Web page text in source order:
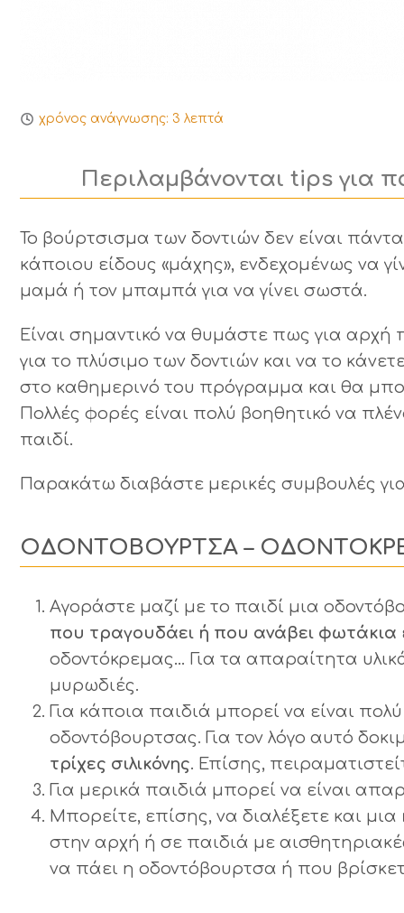
χρόνος ανάγνωσης: 3 λεπτά
Περιλαμβάνονται tips για
Το βούρτσισμα των δοντιών δεν είναι
κάποιου είδους «μάχης», ενδεχομένως να
μαμά ή τον μπαμπά για να γίνει σωστά.
Είναι σημαντικό να θυμάστε πως για
για το πλύσιμο των δοντιών και να το
στο καθημερινό του πρόγραμμα και θα
Πολλές φορές είναι πολύ βοηθητικό να
παιδί.
Παρακάτω διαβάστε μερικές συμβουλές για
ΟΔΟΝΤΟΒΟΥΡΤΣΑ –
Αγοράστε μαζί με το παιδί μια
που τραγουδάει ή που ανάβει φωτάκια
οδοντόκρεμας… Για τα απαραίτητα
μυρωδιές.
Για κάποια παιδιά μπορεί να είναι
οδοντόβουρτσας. Για τον λόγο αυτό
τρίχες σιλικόνης. Επίσης,
Για μερικά παιδιά μπορεί να είναι
Μπορείτε, επίσης, να διαλέξετε και μια
στην αρχή ή σε παιδιά με
να πάει η οδοντόβουρτσα ή που